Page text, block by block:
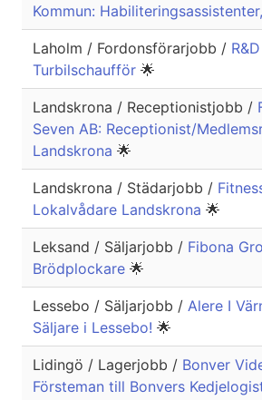
Kommun:
Laholm / Fordonsförarjobb /
Turbilschaufför 🌟
Landskrona / Receptionistjobb /
Seven AB: Receptionist/
Landskrona 🌟
Landskrona / Städarjobb /
Lokalvådare Landskrona 🌟
Leksand / Säljarjobb / Fibona
Brödplockare 🌟
Lessebo / Säljarjobb / Alere I
Säljare i Lessebo! 🌟
Lidingö / Lagerjobb / Bonver
Försteman till Bonvers